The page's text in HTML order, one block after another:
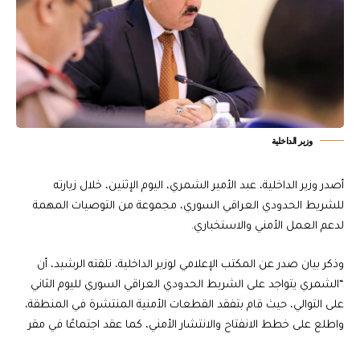
وزير الداخلية
أصدر وزير الداخلية، عبد الأمير الشمري، اليوم الإثنين، خلال زيارته
للشريط الحدودي العراقي السوري، مجموعة من التوصيات المهمة
لدعم العمل الأمني والاستخباري.
وذكر بيان صدر عن المكتب الإعلامي لوزير الداخلية، تلقته الرشيد، أن
“الشمري يتواجد على الشريط الحدودي العراقي السوري لليوم الثاني
على التوالي، حيث قام بتفقد القطعات الأمنية المنتشرة في المنطقة،
واطلع على خطط الانفتاح والانتشار الأمني، كما عقد اجتماعًا في مقر